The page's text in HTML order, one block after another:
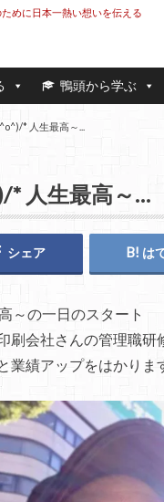
めに日本一熱い想いを伝える
鴨頭から学ぶ
* 人生最高～...
* 人生最高～…
シェア は
～の一日のスタート
刷会社さんの管理職研
業績アップをはかり